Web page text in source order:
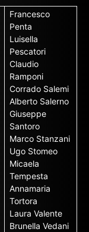
Francesco
Penta
Luisella
Pescatori
Claudio
Ramponi
Corrado Salemi
Alberto Salerno
Giuseppe
Santoro
Marco Stanzani
Ugo Stomeo
Micaela
Tempesta
Annamaria
Tortora
Laura Valente
Brunella Vedani